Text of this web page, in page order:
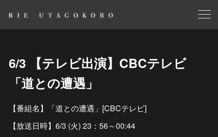
6/3 【テレビ出演】CBCテレビ
「道との遭遇」
【番組名】「道との遭遇」[CBCテレビ]
【放送日時】6/3 (火) 23：56～00:44